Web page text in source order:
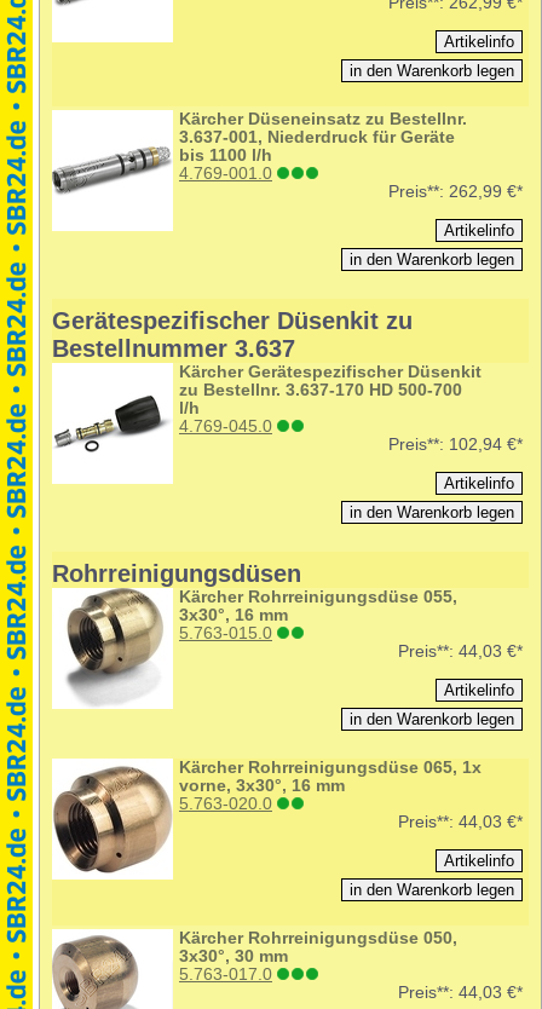
Kärcher Düseneinsatz zu Bestellnr.
3.637-001, Niederdruck für Geräte
bis 1100 l/h
4.769-001.0
Preis**: 262,99 €*
Gerätespezifischer Düsenkit zu
Bestellnummer 3.637
Kärcher Gerätespezifischer Düsenkit
zu Bestellnr. 3.637-170 HD 500-700
l/h
4.769-045.0
Preis**: 102,94 €*
Rohrreinigungsdüsen
Kärcher Rohrreinigungsdüse 055,
3x30°, 16 mm
5.763-015.0
Preis**: 44,03 €*
Kärcher Rohrreinigungsdüse 065, 1x
vorne, 3x30°, 16 mm
5.763-020.0
Preis**: 44,03 €*
Kärcher Rohrreinigungsdüse 050,
3x30°, 30 mm
5.763-017.0
Preis**: 44,03 €*